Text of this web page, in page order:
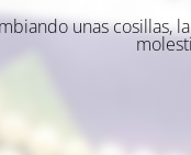
unas cosillas,